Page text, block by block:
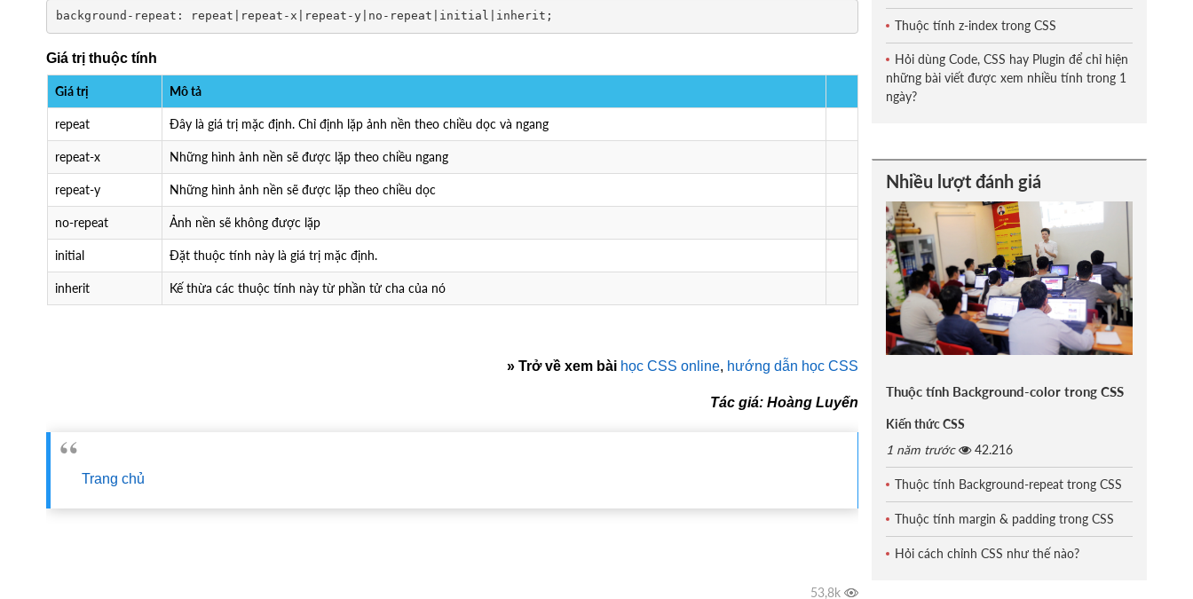
background-repeat: repeat|repeat-x|repeat-y|no-repeat|initial|inherit;
Giá trị thuộc tính
Giá trị Mô tả
repeat Đây là giá trị mặc định. Chỉ định lặp ảnh nền theo chiều dọc và ngang
repeat-x Những hình ảnh nền sẽ được lặp theo chiều ngang
repeat-y Những hình ảnh nền sẽ được lặp theo chiều dọc
no-repeat Ảnh nền sẽ không được lặp
initial Đặt thuộc tính này là giá trị mặc định.
inherit Kế thừa các thuộc tính này từ phần tử cha của nó
» Trở về xem bài học CSS online, hướng dẫn học CSS
Tác giá: Hoàng Luyến
Trang chủ
Thuộc tính z-index trong CSS
Hỏi dùng Code, CSS hay Plugin để chỉ hiện
những bài viết được xem nhiều tính trong 1
ngày?
Nhiều lượt đánh giá
Thuộc tính Background-color trong CSS
Kiến thức CSS
1 năm trước
42.216
Thuộc tính Background-repeat trong CSS
Thuộc tính margin & padding trong CSS
Hỏi cách chỉnh CSS như thế nào?